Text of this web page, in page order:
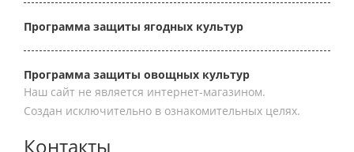
Программа защиты ягодных культур
Программа защиты овощных культур
Наш сайт не является интернет-магазином.
Создан исключительно в ознакомительных целях.
Контакты